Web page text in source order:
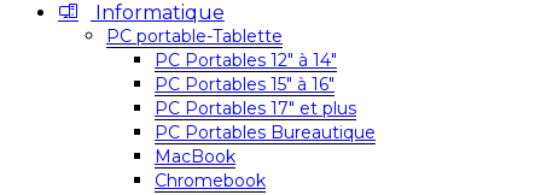
Informatique
PC portable-Tablette
PC Portables 12″ à 14″
PC Portables 15″ à 16″
PC Portables 17″ et plus
PC Portables Bureautique
MacBook
Chromebook